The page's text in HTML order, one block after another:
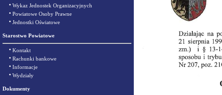
• Wykaz Jednostek Organizacyjnych
• Powiatowe Osoby Prawne
• Jednostki Oświatowe
Starostwo Powiatowe
• Kontakt
• Rachunki bankowe
• Informacje
• Wydziały
Dokumenty